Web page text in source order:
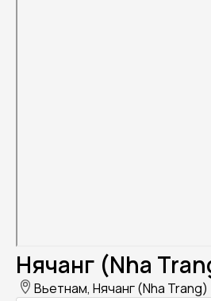
Нячанг (Nha
Вьетнам, Нячанг (Nha Trang)